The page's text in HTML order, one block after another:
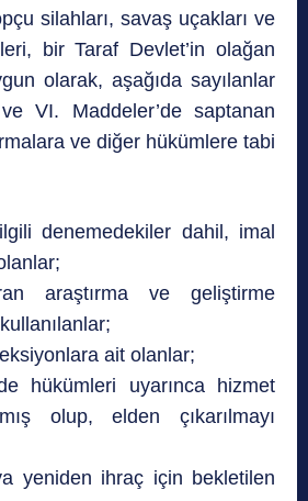
silahları, savaş uçakları ve
bir Taraf Devlet’in olağan
olarak, aşağıda sayılanlar
VI. Maddeler’de saptanan
ve diğer hükümlere tabi
denemedekiler dahil, imal
araştırma ve geliştirme
ait olanlar;
hükümleri uyarınca hizmet
olup, elden çıkarılmayı
yeniden ihraç için bekletilen